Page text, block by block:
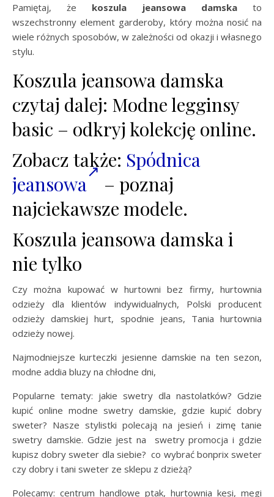
Pamiętaj, że koszula jeansowa damskato
wszechstronny element garderoby, który można nosić na
wiele różnych sposobów, w zależności od okazji i własnego
stylu.
Koszula jeansowa damska
czytaj dalej: Modne legginsy
basic – odkryj kolekcję online.
Zobacz także: Spódnica
jeansowa
– poznaj
najciekawsze modele.
Koszula jeansowa damska i
nie tylko
Czy można kupować w hurtowni bez firmy, hurtownia
odzieży dla klientów indywidualnych, Polski producent
odzieży damskiej hurt, spodnie jeans, Tania hurtownia
odzieży nowej.
Najmodniejsze kurteczki jesienne damskie na ten sezon,
modne addia bluzy na chłodne dni,
Popularne tematy: jakie swetry dla nastolatków? Gdzie
kupić online modne swetry damskie, gdzie kupić dobry
sweter? Nasze stylistki polecają na jesień i zimę tanie
swetry damskie. Gdzie jest na swetry promocja i gdzie
kupisz dobry sweter dla siebie? co wybrać bonprix sweter
czy dobry i tani sweter ze sklepu z dzieżą?
Polecamy: centrum handlowe ptak, hurtownia kesi, megi